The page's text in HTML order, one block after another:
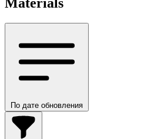
Materials
По дате обновления